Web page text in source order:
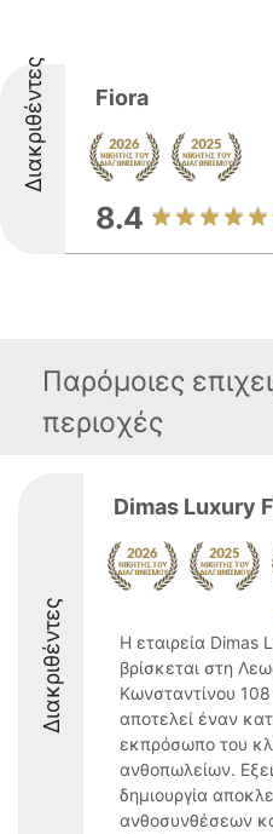
Διακριθέντες Fiora
8.4
Παρόμοιες
περιοχές
Διακριθέντες
Dimas Luxury
Η εταιρεία Dimas
βρίσκεται στη
Κωνσταντίνου
αποτελεί έναν
εκπρόσωπο του
ανθοπωλείων.
δημιουργία
ανθοσυνθέσεων